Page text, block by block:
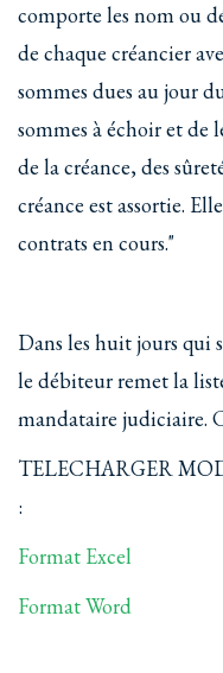
comporte les nom ou
de chaque créancier
sommes dues au jour
sommes à échoir et de
de la créance, des
créance est assortie.
contrats en cours."
Dans les huit jours qui
le débiteur remet la
mandataire judiciaire.
TELECHARGER
:
Format Excel
Format Word